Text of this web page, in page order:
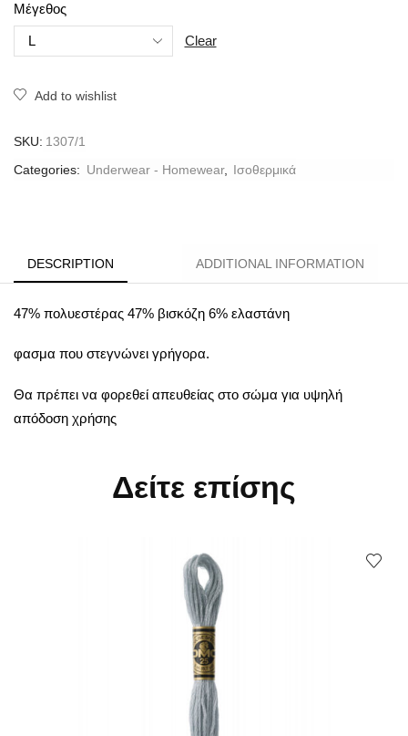
Μέγεθος
Clear
Add to wishlist
SKU: 1307/1
Categories: Underwear - Homewear, Ισοθερμικά
DESCRIPTION ADDITIONAL INFORMATION
47% πολυεστέρας 47% βισκόζη 6% ελαστάνη
φασμα που στεγνώνει γρήγορα.
Θα πρέπει να φορεθεί απευθείας στο σώμα για υψηλή
απόδοση χρήσης
Δείτε επίσης